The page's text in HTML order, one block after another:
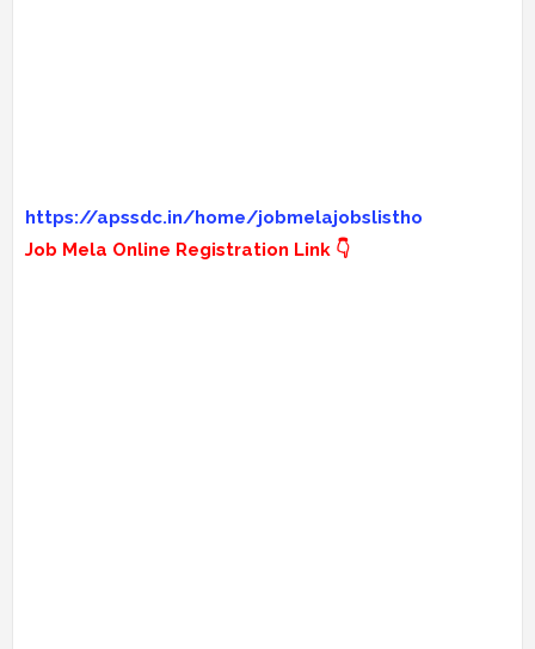
https://apssdc.in/home/jobmelajobslistho
Job Mela Online Registration Link 👇